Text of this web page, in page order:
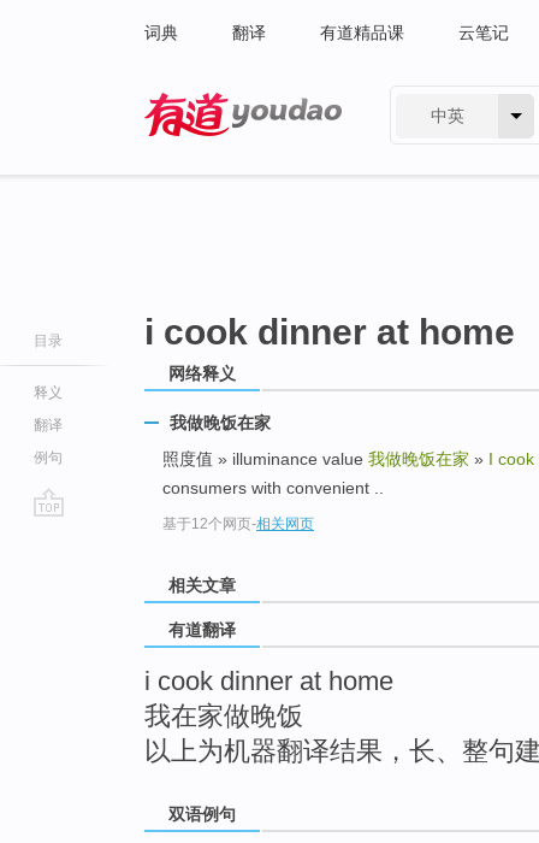
词典 翻译 有道精品课 云笔记
中英
目录
释义
翻译
例句
i cook dinner at home
网络释义
我做晚饭在家
照度值 » illuminance value 我做晚饭在家 » I
consumers with convenient ..
基于12个网页-相关网页
相关文章
有道翻译
i cook dinner at home
我在家做晚饭
以上为机器翻译结果，长、整句
双语例句